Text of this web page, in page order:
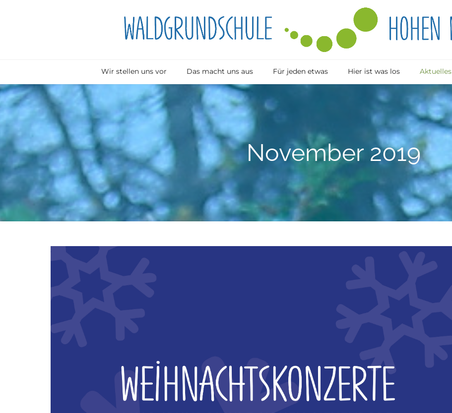
Wir stellen uns vor Das macht uns aus Für jeden etwas Hier ist was los Aktuelles
November 2019